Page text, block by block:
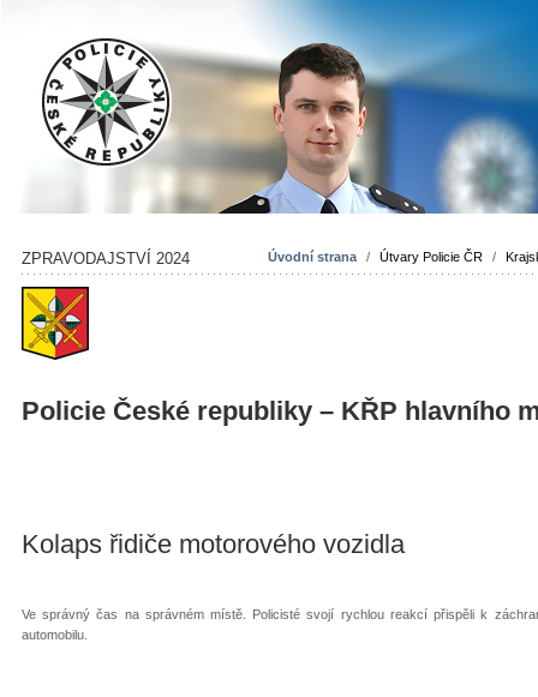
Úvodní strana / Útvary Policie ČR /
ZPRAVODAJSTVÍ 2024
Policie České republiky – KŘP hlavního
Kolaps řidiče motorového vozidla
Ve správný čas na správném místě. Policisté svojí rychlou reakcí přispěli k
automobilu.